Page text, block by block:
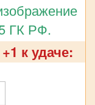
ГК РФ.
к удаче: